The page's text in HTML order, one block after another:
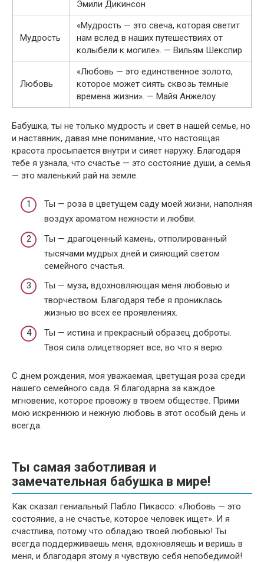
Эмили Дикинсон
Мудрость
«Мудрость — это свеча, которая светит
нам вслед в наших путешествиях от
колыбели к могиле». — Вильям Шекспир
Любовь
«Любовь — это единственное золото,
которое может сиять сквозь темные
времена жизни». — Майя Анжелоу
Бабушка, ты не только мудрость и свет в нашей семье, но
и наставник, давая мне понимание, что настоящая
красота просыпается внутри и сияет наружу. Благодаря
тебе я узнала, что счастье — это состояние души, а семья
— это маленький рай на земле.
Ты — роза в цветущем саду моей жизни, наполняя
воздух ароматом нежности и любви.
Ты — драгоценный камень, отполированный
тысячами мудрых дней и сияющий светом
семейного счастья.
Ты — муза, вдохновляющая меня любовью и
творчеством. Благодаря тебе я прониклась
жизнью во всех ее проявлениях.
Ты — истина и прекрасный образец доброты.
Твоя сила олицетворяет все, во что я верю.
С днем рождения, моя уважаемая, цветущая роза среди
нашего семейного сада. Я благодарна за каждое
мгновение, которое провожу в твоем обществе. Прими
мою искреннюю и нежную любовь в этот особый день и
всегда.
Ты самая заботливая и
замечательная бабушка в мире!
Как сказал гениальный Пабло Пикассо: «Любовь — это
состояние, а не счастье, которое человек ищет». И я
счастлива, потому что обладаю твоей любовью! Ты
всегда поддерживаешь меня, вдохновляешь и веришь в
меня, и благодаря этому я чувствую себя непобедимой!